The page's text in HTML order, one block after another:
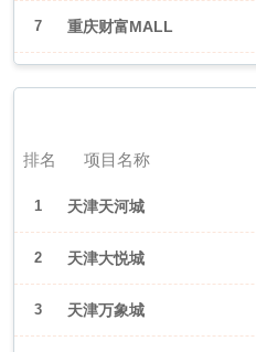
7 重庆财富MALL
排名 项目名称
1 天津天河城
2 天津大悦城
3 天津万象城